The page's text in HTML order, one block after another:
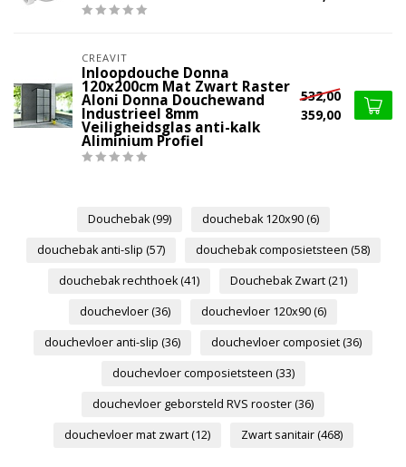
CREAVIT
Inloopdouche Donna
120x200cm Mat Zwart Raster
Aloni Donna Douchewand
Industrieel 8mm
Veiligheidsglas anti-kalk
Aliminium Profiel
532,00
359,00
Douchebak(99) douchebak 120x90(6)
douchebak anti-slip (57) douchebak composietsteen (58)
douchebak rechthoek(41) Douchebak Zwart(21)
douchevloer(36) douchevloer 120x90(6)
douchevloer anti-slip (36) douchevloer composiet(36)
douchevloer composietsteen (33)
douchevloer geborsteld RVS rooster(36)
douchevloer mat zwart(12) Zwart sanitair(468)